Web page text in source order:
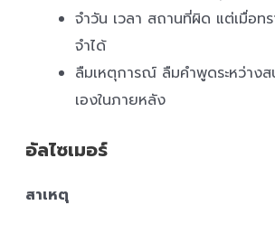
จำวัน เวลา สถานที่ผิด แต่เมื่อท
จำได้
ลืมเหตุการณ์ ลืมคำพูดระหว่าง
เองในภายหลัง
อัลไซเมอร์
สาเหตุ